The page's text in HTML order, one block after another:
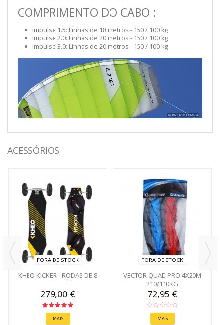
COMPRIMENTO DO CABO :
Impulse 1.5: Linhas de 18 metros - 150 / 100 kg
Impulse 2.0: Linhas de 20 metros - 150 / 100 kg
Impulse 3.0: Linhas de 20 metros - 150 / 100 kg
ACESSÓRIOS
FORA DE STOCK
KHEO KICKER - RODAS DE 8
279,00 €
MAIS
FORA DE STOCK
VECTOR QUAD PRO 4X20M
210/110KG
72,95 €
MAIS